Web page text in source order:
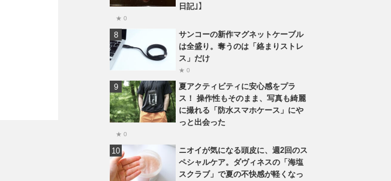
日記｣】
★ 0
サンコーの新作マグネットケーブル
は全盛り。奪うのは「絡まりストレ
ス」だけ
★ 0
夏アクティビティに安心感をプラ
ス！ 操作性もそのまま、写真も綺麗
に撮れる「防水スマホケース」にや
っと出会った
★ 0
ニオイが気になる頭皮に、週2回のス
ペシャルケア。ダヴィネスの「海塩
スクラブ」で夏の不快感が軽くなっ